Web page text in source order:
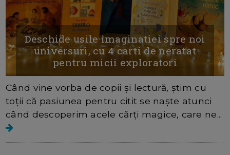
Deschide usile imaginatiei spre noi
universuri, cu 4 carti de neratat
pentru micii exploratori
Când vine vorba de copii și lectură, știm cu
toții că pasiunea pentru citit se naște atunci
când descoperim acele cărți magice, care ne...